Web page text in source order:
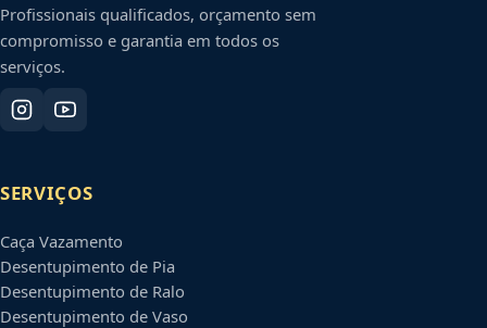
Profissionais qualificados, orçamento sem
compromisso e garantia em todos os
serviços.
SERVIÇOS
Caça Vazamento
Desentupimento de Pia
Desentupimento de Ralo
Desentupimento de Vaso